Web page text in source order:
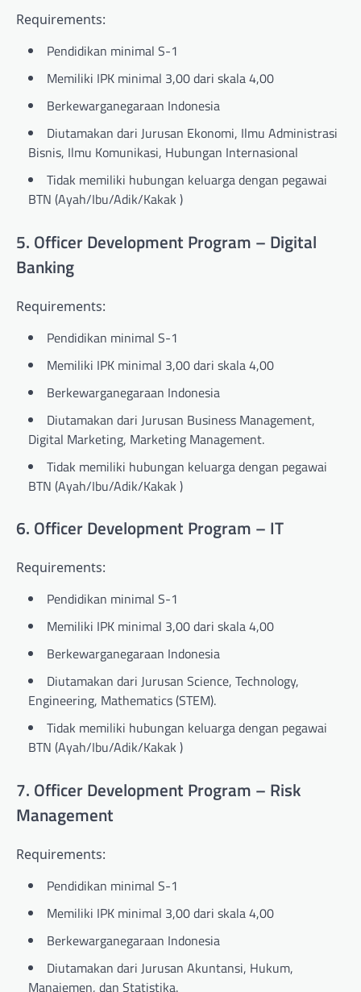
Requirements:
Pendidikan minimal S-1
Memiliki IPK minimal 3,00 dari skala 4,00
Berkewarganegaraan Indonesia
Diutamakan dari Jurusan Ekonomi, Ilmu Administrasi
Bisnis, Ilmu Komunikasi, Hubungan Internasional
Tidak memiliki hubungan keluarga dengan pegawai
BTN (Ayah/Ibu/Adik/Kakak )
5. Officer Development Program – Digital
Banking
Requirements:
Pendidikan minimal S-1
Memiliki IPK minimal 3,00 dari skala 4,00
Berkewarganegaraan Indonesia
Diutamakan dari Jurusan Business Management,
Digital Marketing, Marketing Management.
Tidak memiliki hubungan keluarga dengan pegawai
BTN (Ayah/Ibu/Adik/Kakak )
6. Officer Development Program – IT
Requirements:
Pendidikan minimal S-1
Memiliki IPK minimal 3,00 dari skala 4,00
Berkewarganegaraan Indonesia
Diutamakan dari Jurusan Science, Technology,
Engineering, Mathematics (STEM).
Tidak memiliki hubungan keluarga dengan pegawai
BTN (Ayah/Ibu/Adik/Kakak )
7. Officer Development Program – Risk
Management
Requirements:
Pendidikan minimal S-1
Memiliki IPK minimal 3,00 dari skala 4,00
Berkewarganegaraan Indonesia
Diutamakan dari Jurusan Akuntansi, Hukum,
Manajemen, dan Statistika.